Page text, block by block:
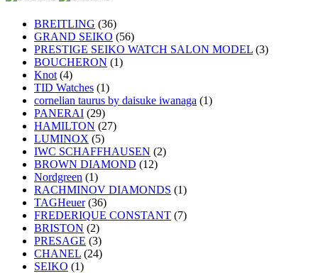
BREITLING (36)
GRAND SEIKO (56)
PRESTIGE SEIKO WATCH SALON MODEL (3)
BOUCHERON (1)
Knot (4)
TID Watches (1)
cornelian taurus by daisuke iwanaga (1)
PANERAI (29)
HAMILTON (27)
LUMINOX (5)
IWC SCHAFFHAUSEN (2)
BROWN DIAMOND (12)
Nordgreen (1)
RACHMINOV DIAMONDS (1)
TAGHeuer(36)
FREDERIQUE CONSTANT (7)
BRISTON (2)
PRESAGE (3)
CHANEL (24)
SEIKO (1)